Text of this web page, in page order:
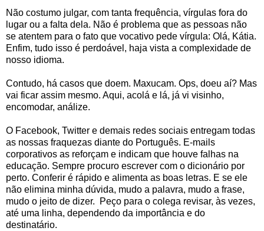
Não costumo julgar, com tanta frequência, vírgulas fora do
lugar ou a falta dela. Não é problema que as pessoas não
se atentem para o fato que vocativo pede vírgula: Olá, Kátia.
Enfim, tudo isso é perdoável, haja vista a complexidade de
nosso idioma.
Contudo, há casos que doem. Maxucam. Ops, doeu aí? Mas
vai ficar assim mesmo. Aqui, acolá e lá, já vi visinho,
encomodar, análize.
O Facebook, Twitter e demais redes sociais entregam todas
as nossas fraquezas diante do Português. E-mails
corporativos as reforçam e indicam que houve falhas na
educação. Sempre procuro escrever com o dicionário por
perto. Conferir é rápido e alimenta as boas letras. E se ele
não elimina minha dúvida, mudo a palavra, mudo a frase,
mudo o jeito de dizer. Peço para o colega revisar, às vezes,
até uma linha, dependendo da importância e do
destinatário.